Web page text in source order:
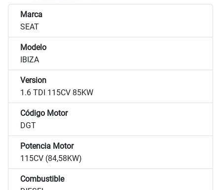
Marca
SEAT
Modelo
IBIZA
Version
1.6 TDI 115CV 85KW
Código Motor
DGT
Potencia Motor
115CV (84,58KW)
Combustible